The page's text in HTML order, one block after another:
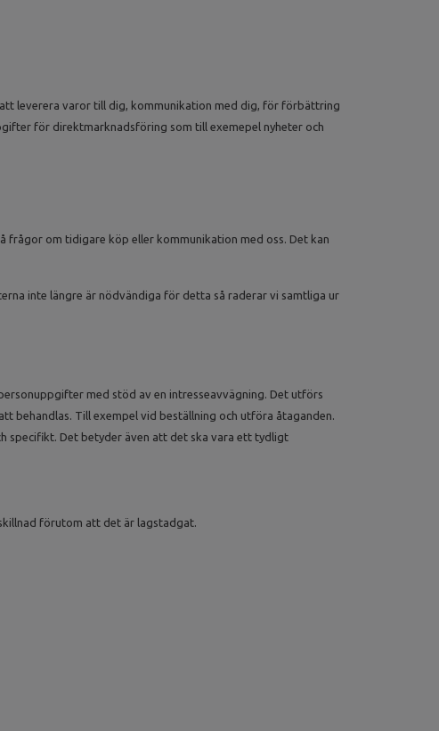
leverera varor till dig, kommunikation med dig, för förbättring
för direktmarknadsföring som till exemepel nyheter och
om tidigare köp eller kommunikation med oss. Det kan
inte längre är nödvändiga för detta så raderar vi samtliga ur
med stöd av en intresseavvägning. Det utförs
behandlas. Till exempel vid beställning och utföra åtaganden.
specifikt. Det betyder även att det ska vara ett tydligt
förutom att det är lagstadgat.